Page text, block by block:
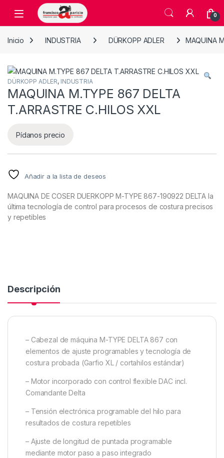
Skip to navigation
Skip to content
Open 0
Inicio INDUSTRIA DÜRKOPP ADLER MAQUINA
DÜRKOPP ADLER, INDUSTRIA
MAQUINA M.TYPE 867 DELTA
T.ARRASTRE C.HILOS XXL
Pídanos precio
Añadir a la lista de deseos
MAQUINA DE COSER DUERKOPP M-TYPE 867-190922 DELTA la
última tecnología de control para procesos de costura precisos
y repetibles
Descripción
– Cabezal de máquina M-TYPE DELTA 867 con
elementos de ajuste programables y tecnología de
costura probada (Garfio XL / cortahilos estándar)
– Motor incorporado con control flexible DAC incl.
Comandante Delta
– Tensión electrónica programable del hilo para
resultados de costura repetibles
– Ajuste de longitud de puntada programable
mediante motor paso a paso integrado